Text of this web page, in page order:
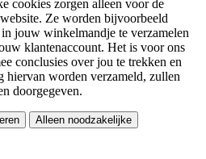
cookies zorgen alleen voor de
Ze worden bijvoorbeeld
jouw winkelmandje te verzamelen
klantenaccount. Het is voor ons
conclusies over jou te trekken en
hiervan worden verzameld, zullen
doorgegeven.
Alleen noodzakelijke